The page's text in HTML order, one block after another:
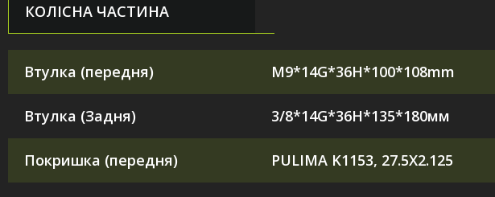
КОЛІСНА ЧАСТИНА
Втулка (передня) M9*14G*36H*100*108mm
Втулка (Задня) 3/8*14G*36H*135*180мм
Покришка (передня) PULIMA K1153, 27.5X2.125